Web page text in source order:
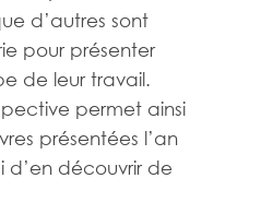
d’autres sont
pour présenter
de leur travail.
permet ainsi
présentées l’an
d’en découvrir de